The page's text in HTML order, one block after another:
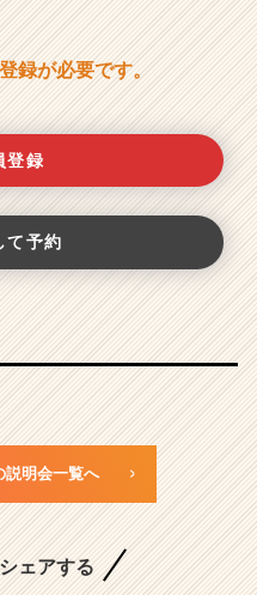
録が必要です。
登録
て予約
説明会一覧へ
ェアする